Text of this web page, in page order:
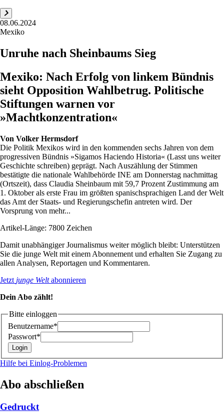
08.06.2024
Mexiko
Unruhe nach Sheinbaums Sieg
Mexiko: Nach Erfolg von linkem Bündnis
sieht Opposition Wahlbetrug. Politische
Stiftungen warnen vor
»Machtkonzentration«
Von Volker Hermsdorf
Die Politik Mexikos wird in den kommenden sechs Jahren von dem
progressiven Bündnis »Sigamos Haciendo Historia« (Lasst uns weiter
Geschichte schreiben) geprägt. Nach Auszählung der Stimmen
bestätigte die nationale Wahlbehörde INE am Donnerstag nachmittag
(Ortszeit), dass Claudia Sheinbaum mit 59,7 Prozent Zustimmung am
1. Oktober als erste Frau im größten spanischsprachigen Land der Welt
das Amt der Staats- und Regierungschefin antreten wird. Der
Vorsprung von mehr...
Artikel-Länge: 7800 Zeichen
Damit unabhängiger Journalismus weiter möglich bleibt: Unterstützen
Sie die junge Welt mit einem Abonnement und erhalten Sie Zugang zu
allen Analysen, Reportagen und Kommentaren.
Jetzt junge Weltabonnieren
Dein Abo zählt!
Bitte einloggen
Benutzername*
Passwort*
Hilfe bei Einlog-Problemen
Abo abschließen
Gedruckt